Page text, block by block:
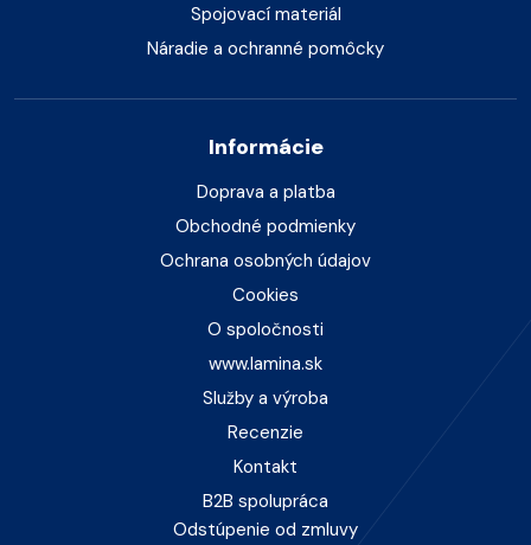
Spojovací materiál
Náradie a ochranné pomôcky
Informácie
Doprava a platba
Obchodné podmienky
Ochrana osobných údajov
Cookies
O spoločnosti
www.lamina.sk
Služby a výroba
Recenzie
Kontakt
B2B spolupráca
Odstúpenie od zmluvy